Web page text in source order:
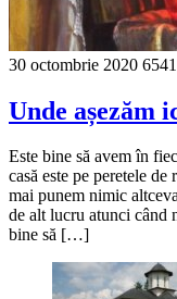
30 octombrie 2020 6541
Unde așezăm
Este bine să avem în
casă este pe peretele
mai punem nimic
de alt lucru atunci când
bine să […]